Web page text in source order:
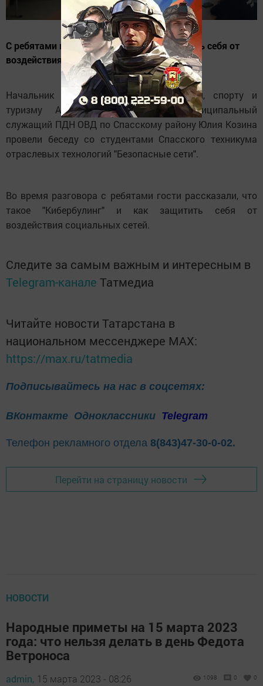
С ребятами поговорили о том, как защитить себя от
воздействия соцсетей.
Начальник отдела по делам молодежи, спорту и
туризму Ахтам Валиахметов и муниципальный
служащий ПДН ОВД по Спасскому району Юлия Козина
провели беседу со студентами Спасского техникума
отраслевых технологий "Безопасные сети".
Во время разговора с ребятами гости рассказали, что
такое "Кибербулинг" и как защитить себя от
воздействия социальных сетей.
Следите за самым важным и интересным в
Telegram-канале Татмедиа
Читайте новости Татарстана в
национальном мессенджере MАХ:
https://max.ru/tatmedia
Подписывайтесь на нас в соцсетях:
ВКонтакте Одноклассники Telegram
Телефон рекламного отдела 8(843)47-30-0-02.
Перейти на страницу новости
НОВОСТИ
Народные приметы на 15 марта 2023
года: что нельзя делать в день Федота
Ветроноса
admin, 15 марта 2023 - 08:26 1098 0 0